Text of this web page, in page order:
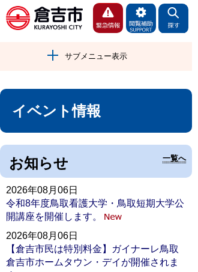
サブメニュー表示
イベント情報
お知らせ 一覧へ
2026年08月06日
令和8年度鳥取看護大学・鳥取短期大学公
開講座を開催します。
2026年08月06日
【倉吉市民は特別料金】ガイナーレ鳥取
倉吉市ホームタウン・デイが開催されま